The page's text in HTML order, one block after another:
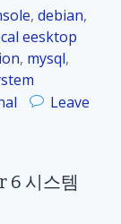
, debian,
eesktop
, mysql,
Leave
6 시스템